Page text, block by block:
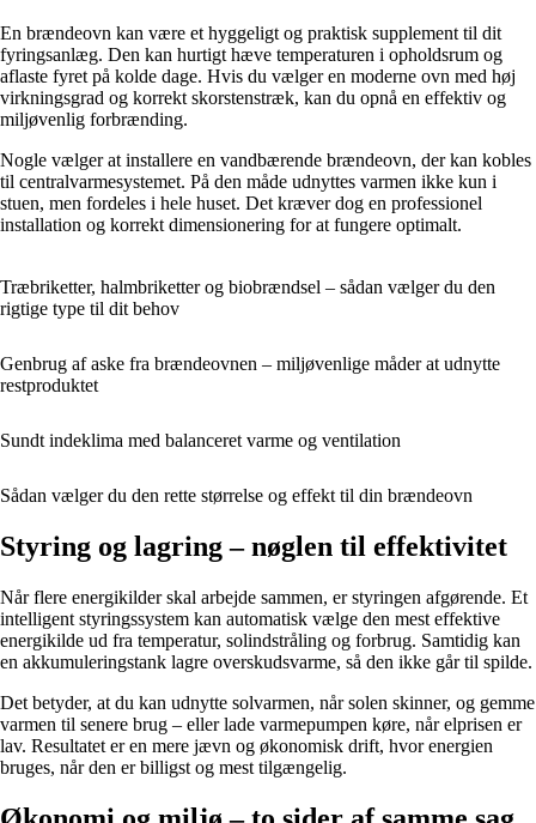
En brændeovn kan være et hyggeligt og praktisk supplement til dit
fyringsanlæg. Den kan hurtigt hæve temperaturen i opholdsrum og
aflaste fyret på kolde dage. Hvis du vælger en moderne ovn med høj
virkningsgrad og korrekt skorstenstræk, kan du opnå en effektiv og
miljøvenlig forbrænding.
Nogle vælger at installere en vandbærende brændeovn, der kan kobles
til centralvarmesystemet. På den måde udnyttes varmen ikke kun i
stuen, men fordeles i hele huset. Det kræver dog en professionel
installation og korrekt dimensionering for at fungere optimalt.
Træbriketter, halmbriketter og biobrændsel – sådan vælger du den
rigtige type til dit behov
Genbrug af aske fra brændeovnen – miljøvenlige måder at udnytte
restproduktet
Sundt indeklima med balanceret varme og ventilation
Sådan vælger du den rette størrelse og effekt til din brændeovn
Styring og lagring – nøglen til effektivitet
Når flere energikilder skal arbejde sammen, er styringen afgørende. Et
intelligent styringssystem kan automatisk vælge den mest effektive
energikilde ud fra temperatur, solindstråling og forbrug. Samtidig kan
en akkumuleringstank lagre overskudsvarme, så den ikke går til spilde.
Det betyder, at du kan udnytte solvarmen, når solen skinner, og gemme
varmen til senere brug – eller lade varmepumpen køre, når elprisen er
lav. Resultatet er en mere jævn og økonomisk drift, hvor energien
bruges, når den er billigst og mest tilgængelig.